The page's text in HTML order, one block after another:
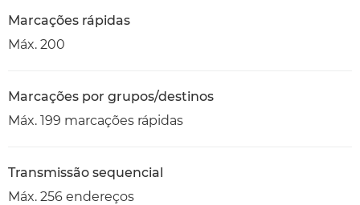
Marcações rápidas
Máx. 200
Marcações por grupos/destinos
Máx. 199 marcações rápidas
Transmissão sequencial
Máx. 256 endereços